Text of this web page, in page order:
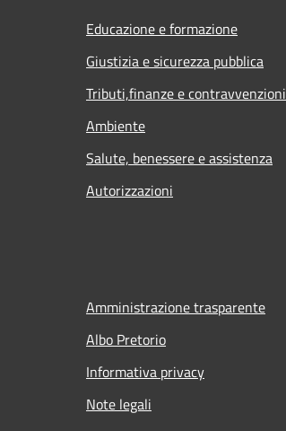
Educazione e formazione
Giustizia e sicurezza pubblica
Tributi,finanze e contravvenzioni
Ambiente
Salute, benessere e assistenza
Autorizzazioni
Amministrazione trasparente
Albo Pretorio
Informativa privacy
Note legali